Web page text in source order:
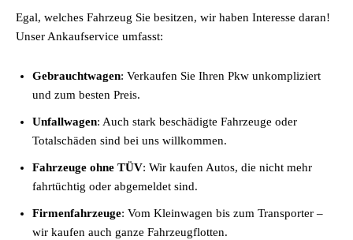
Egal, welches Fahrzeug Sie besitzen, wir haben Interesse daran!
Unser Ankaufservice umfasst:
Gebrauchtwagen: Verkaufen Sie Ihren Pkw unkompliziert
und zum besten Preis.
Unfallwagen: Auch stark beschädigte Fahrzeuge oder
Totalschäden sind bei uns willkommen.
Fahrzeuge ohne TÜV: Wir kaufen Autos, die nicht mehr
fahrtüchtig oder abgemeldet sind.
Firmenfahrzeuge: Vom Kleinwagen bis zum Transporter –
wir kaufen auch ganze Fahrzeugflotten.